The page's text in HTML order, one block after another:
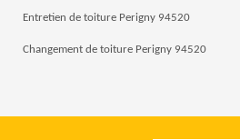
Entretien de toiture Perigny 94520
Changement de toiture Perigny 94520